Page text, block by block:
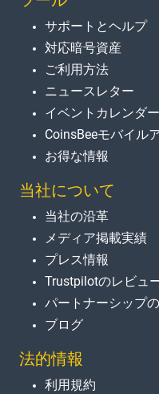
サポートとヘルプ
対応暗号資産
ご利用方法
ニュースレター
イベントカレンダー
CoinsBeeモバイル
お得な情報
当社について
当社の沿革
メディア掲載実績
プレス情報
Trustpilotのレビュ
パートナーシップ
ブログ
法的情報
利用規約